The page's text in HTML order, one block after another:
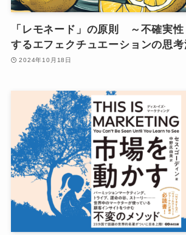
「レモネード」の原則 ～不確実性
するエフェクチュエーションの思考
2024年10月18日